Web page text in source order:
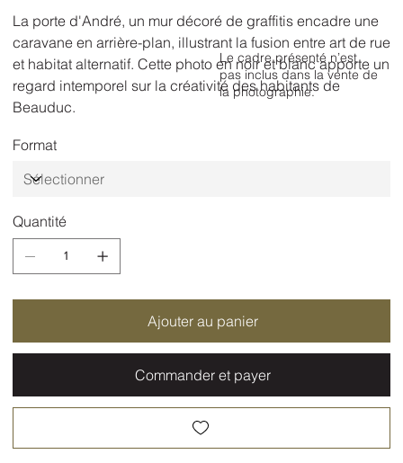
La porte d'André, un mur décoré de graffitis encadre une
caravane en arrière-plan, illustrant la fusion entre art de rue
et habitat alternatif. Cette photo en noir et blanc apporte un
regard intemporel sur la créativité des habitants de
Beauduc.
Format
Quantité
Ajouter au panier
Commander et payer
Le cadre présenté n’est
pas inclus dans la vente de
la photographie.